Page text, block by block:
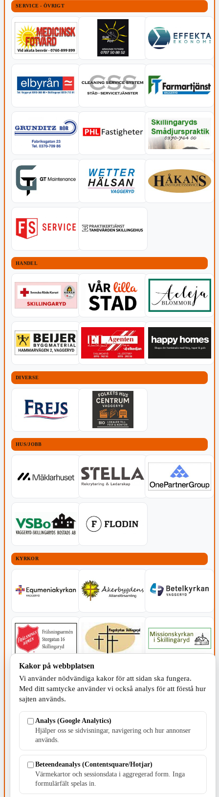
SERVICE - ÖVRIGT
HANDEL
DIVERSE
HUS/JOBB
KYRKOR
SERVICE - MOTOR
Kakor på webbplatsen
Vi använder nödvändiga kakor för att sidan ska fungera.
Med ditt samtycke använder vi också analys för att förstå hur
sajten används.
Analys (Google Analytics)
Hjälper oss se sidvisningar, navigering och hur annonser
används.
Beteendeanalys (Contentsquare/Hotjar)
Värmekartor och sessionsdata i aggregerad form. Inga
formulärfält spelas in.